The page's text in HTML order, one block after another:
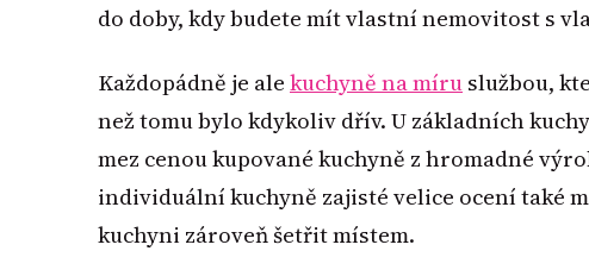
do doby, kdy budete mít vlastní nemovitost s
Každopádně je ale kuchyně na míru službou,
než tomu bylo kdykoliv dřív. U základních
mez cenou kupované kuchyně z hromadné
individuální kuchyně zajisté velice ocení také
kuchyni zároveň šetřit místem.